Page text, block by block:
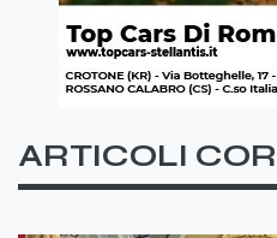
ARTICOLI